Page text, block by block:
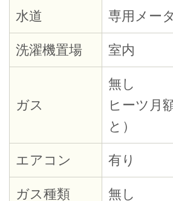
水道 専用メー
洗濯機置場 室内
ガス
無し
ヒーツ月
と）
エアコン 有り
ガス種類 無し